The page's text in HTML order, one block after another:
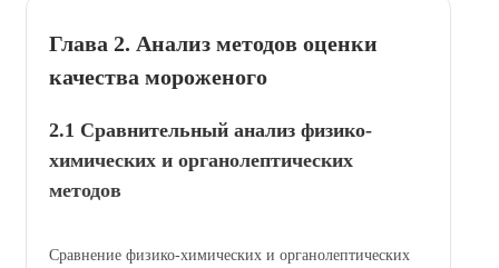
Глава 2. Анализ методов оценки
качества мороженого
2.1 Сравнительный анализ физико-
химических и органолептических
методов
Сравнение физико-химических и органолептических